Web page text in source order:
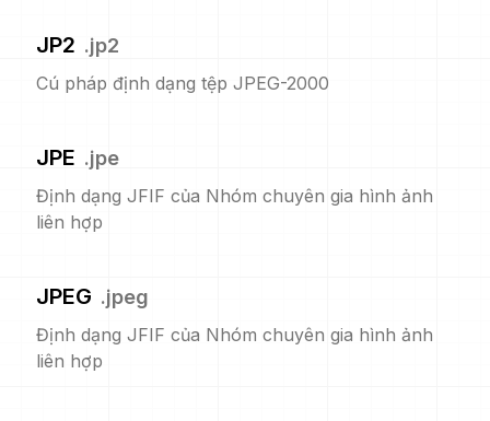
JP2 .jp2
Cú pháp định dạng tệp JPEG-2000
JPE .jpe
Định dạng JFIF của Nhóm chuyên gia hình ảnh
liên hợp
JPEG .jpeg
Định dạng JFIF của Nhóm chuyên gia hình ảnh
liên hợp